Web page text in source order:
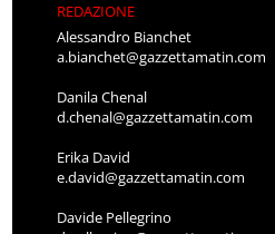
REDAZIONE
Alessandro Bianchet
a.bianchet@gazzettamatin.com
Danila Chenal
d.chenal@gazzettamatin.com
Erika David
e.david@gazzettamatin.com
Davide Pellegrino